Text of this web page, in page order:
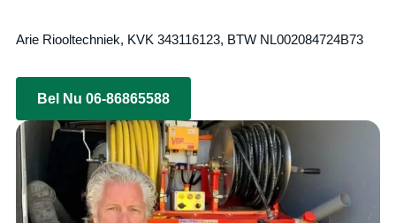
Arie Riooltechniek, KVK 343116123, BTW NL002084724B73
Bel Nu 06-86865588